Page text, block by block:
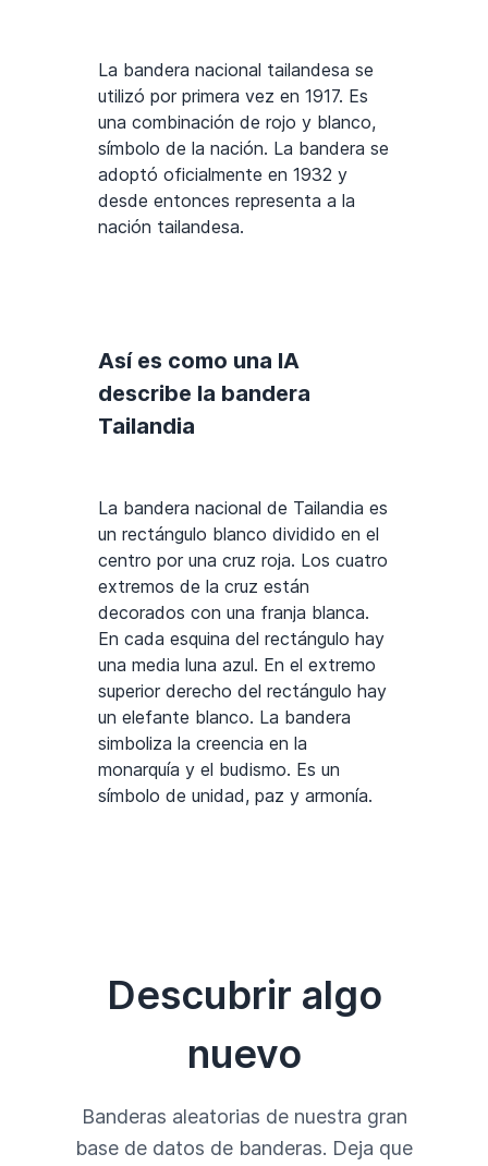
La bandera nacional tailandesa se
utilizó por primera vez en 1917. Es
una combinación de rojo y blanco,
símbolo de la nación. La bandera se
adoptó oficialmente en 1932 y
desde entonces representa a la
nación tailandesa.
Así es como una IA
describe la bandera
Tailandia
La bandera nacional de Tailandia es
un rectángulo blanco dividido en el
centro por una cruz roja. Los cuatro
extremos de la cruz están
decorados con una franja blanca.
En cada esquina del rectángulo hay
una media luna azul. En el extremo
superior derecho del rectángulo hay
un elefante blanco. La bandera
simboliza la creencia en la
monarquía y el budismo. Es un
símbolo de unidad, paz y armonía.
Descubrir algo
nuevo
Banderas aleatorias de nuestra gran
base de datos de banderas. Deja que